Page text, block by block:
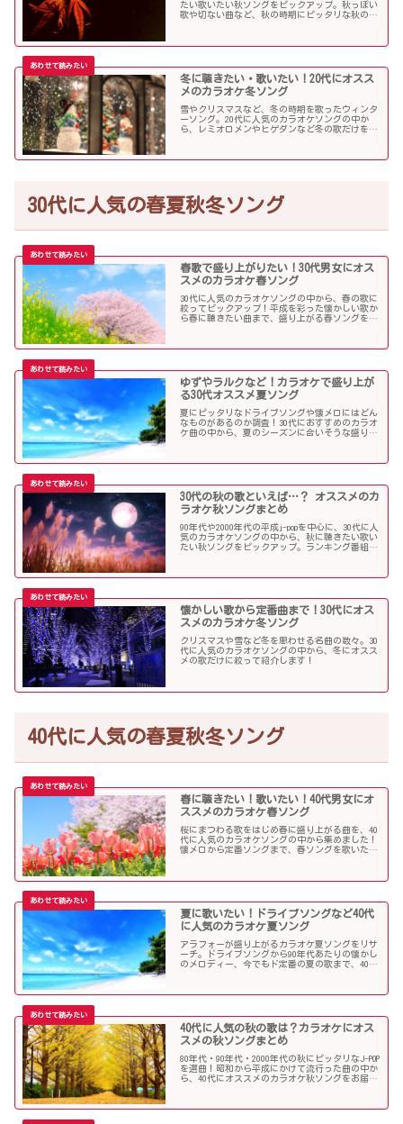
たい歌いたい秋ソングをピックアップ。秋っぽい
歌や切ない曲など、秋の時期にピッタリな秋の歌
冬に聴きたい・歌いたい！20代にオスス
メのカラオケ冬ソング
雪やクリスマスなど、冬の時期を歌ったウィンタ
ーソング。20代に人気のカラオケソングの中か
ら、レミオロメンやヒゲダンなど冬の歌だけを個
30代に人気の春夏秋冬ソング
春歌で盛り上がりたい！30代男女にオス
スメのカラオケ春ソング
30代に人気のカラオケソングの中から、春の歌に
絞ってピックアップ！平成を彩った懐かしい歌か
ら春に聴きたい曲まで、盛り上がる春ソングを集
ゆずやラルクなど！カラオケで盛り上が
る30代オススメ夏ソング
夏にピッタリなドライブソングや懐メロにはどん
なものがあるのか調査！30代におすすめのカラオ
ケ曲の中から、夏のシーズンに合いそうな盛り上
30代の秋の歌といえば…？ オススメのカ
ラオケ秋ソングまとめ
90年代や2000年代の平成j-popを中心に、30代に人
気のカラオケソングの中から、秋に聴きたい歌い
たい秋ソングをピックアップ。ランキング番組で
懐かしい歌から定番曲まで！30代にオス
スメのカラオケ冬ソング
クリスマスや雪など冬を思わせる名曲の数々。30
代に人気のカラオケソングの中から、冬にオスス
メの歌だけに絞って紹介します！
40代に人気の春夏秋冬ソング
春に聴きたい！歌いたい！40代男女にオ
ススメのカラオケ春ソング
桜にまつわる歌をはじめ春に盛り上がる曲を、40
代に人気のカラオケソングの中から集めました！
懐メロから定番ソングまで、春ソングを歌いたい
夏に歌いたい！ドライブソングなど40代
に人気のカラオケ夏ソング
アラフォーが盛り上がるカラオケ夏ソングをリサ
ーチ。ドライブソングから90年代あたりの懐かし
のメロディー、今でもド定番の夏の歌まで、40代
40代に人気の秋の歌は？カラオケにオス
スメの秋ソングまとめ
80年代・90年代・2000年代の秋にピッタリなJ-POP
を選曲！昭和から平成にかけて流行った曲の中か
ら、40代にオススメのカラオケ秋ソングをお届け